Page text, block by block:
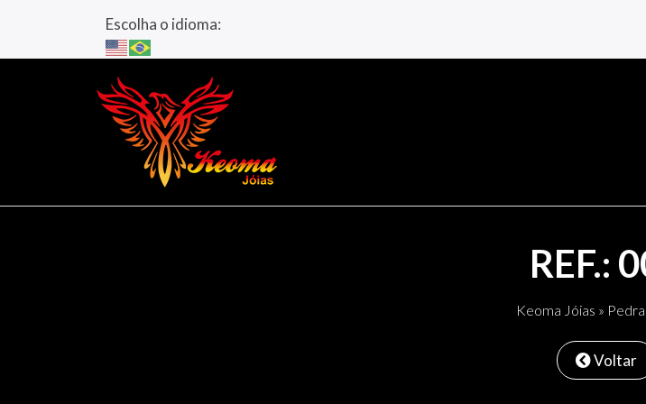
Escolha o idioma:
REF.:
Keoma Jóias »
Voltar